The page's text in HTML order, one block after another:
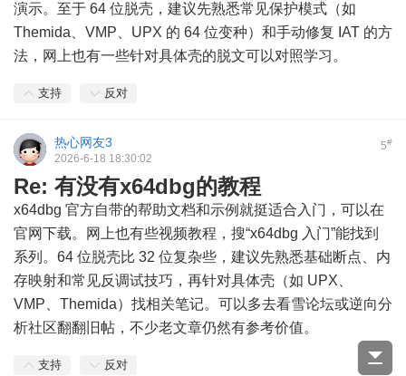
演示。至于 64 位脱壳，建议先熟悉常见保护模式（如
Themida、VMP、UPX 的 64 位变种）和手动修复 IAT 的方
法，网上也有一些针对具体壳的脱文可以对照学习。
支持 反对
5#
热心网友3
2026-6-18 18:30:02
Re: 有没有x64dbg的教程
x64dbg 官方自带的帮助文档和示例就挺适合入门，可以在
官网下载。网上也有些视频教程，搜“x64dbg 入门”能找到
系列。64 位脱壳比 32 位复杂些，建议先熟悉基础断点、内
存映射和常见反调试技巧，再针对具体壳（如 UPX、
VMP、Themida）找相关笔记。可以多去看雪论坛或逆向分
析社区翻翻旧帖，不少老文章仍然有参考价值。
支持 反对